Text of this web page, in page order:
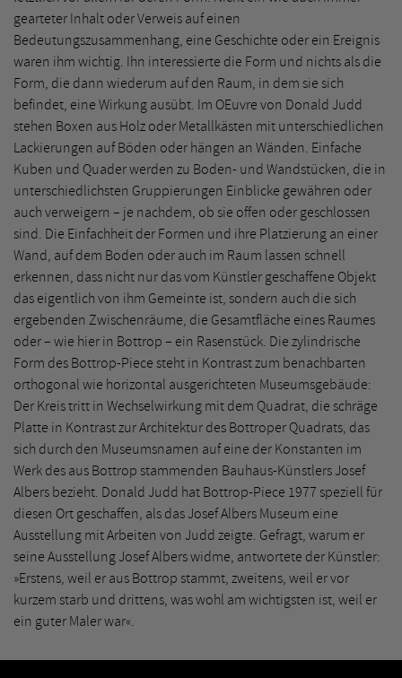
gearteter Inhalt oder Verweis auf einen
Bedeutungszusammenhang, eine Geschichte oder ein Ereignis
waren ihm wichtig. Ihn interessierte die Form und nichts als die
Form, die dann wiederum auf den Raum, in dem sie sich
befindet, eine Wirkung ausübt. Im OEuvre von Donald Judd
stehen Boxen aus Holz oder Metallkästen mit unterschiedlichen
Lackierungen auf Böden oder hängen an Wänden. Einfache
Kuben und Quader werden zu Boden- und Wandstücken, die in
unterschiedlichsten Gruppierungen Einblicke gewähren oder
auch verweigern – je nachdem, ob sie offen oder geschlossen
sind. Die Einfachheit der Formen und ihre Platzierung an einer
Wand, auf dem Boden oder auch im Raum lassen schnell
erkennen, dass nicht nur das vom Künstler geschaffene Objekt
das eigentlich von ihm Gemeinte ist, sondern auch die sich
ergebenden Zwischenräume, die Gesamtfläche eines Raumes
oder – wie hier in Bottrop – ein Rasenstück. Die zylindrische
Form des Bottrop-Piece steht in Kontrast zum benachbarten
orthogonal wie horizontal ausgerichteten Museumsgebäude:
Der Kreis tritt in Wechselwirkung mit dem Quadrat, die schräge
Platte in Kontrast zur Architektur des Bottroper Quadrats, das
sich durch den Museumsnamen auf eine der Konstanten im
Werk des aus Bottrop stammenden Bauhaus-Künstlers Josef
Albers bezieht. Donald Judd hat Bottrop-Piece 1977 speziell für
diesen Ort geschaffen, als das Josef Albers Museum eine
Ausstellung mit Arbeiten von Judd zeigte. Gefragt, warum er
seine Ausstellung Josef Albers widme, antwortete der Künstler:
»Erstens, weil er aus Bottrop stammt, zweitens, weil er vor
kurzem starb und drittens, was wohl am wichtigsten ist, weil er
ein guter Maler war«.